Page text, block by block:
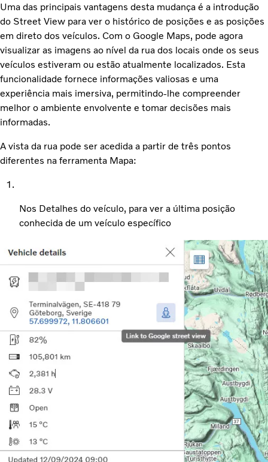
Uma das principais vantagens desta mudança é a introdução
do Street View para ver o histórico de posições e as posições
em direto dos veículos. Com o Google Maps, pode agora
visualizar as imagens ao nível da rua dos locais onde os seus
veículos estiveram ou estão atualmente localizados. Esta
funcionalidade fornece informações valiosas e uma
experiência mais imersiva, permitindo-lhe compreender
melhor o ambiente envolvente e tomar decisões mais
informadas.
A vista da rua pode ser acedida a partir de três pontos
diferentes na ferramenta Mapa:
Nos Detalhes do veículo, para ver a última posição
conhecida de um veículo específico